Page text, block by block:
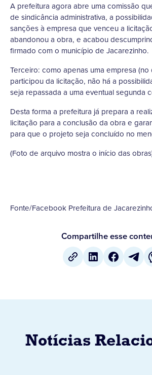
A prefeitura agora abre uma comissão
de sindicância administrativa, a
sanções à empresa que venceu a
abandonou a obra, e acabou
firmado com o município de Jacarezinho.
Terceiro: como apenas uma empresa
participou da licitação, não há a
seja repassada a uma eventual segunda
Desta forma a prefeitura já prepara a
licitação para a conclusão da obra e
para que o projeto seja concluído no
(Foto de arquivo mostra o início das
Fonte/Facebook Prefeitura de
Compartilhe esse
Notícias